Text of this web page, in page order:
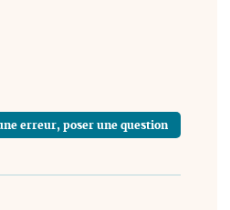
erreur, poser une question